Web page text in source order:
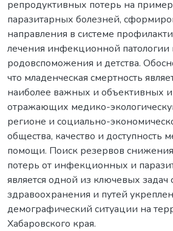
репродуктивных потерь на
паразитарных болезней,
направления в системе
лечения инфекционной патологии
родовспоможения и детства.
что младенческая смертность
наиболее важных и объективных
отражающих медико-
регионе и социально-
общества, качество и доступность
помощи. Поиск резервов
потерь от инфекционных и
является одной из ключевых задач
здравоохранения и путей
демографический ситуации на
Хабаровского края.